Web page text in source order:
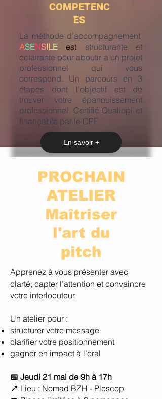
COMPETENC
ES
La méthode d’accompagnement
ASENSILE est
structurante et
éclairante pour aboutir à un projet
professionnel qui vous
correspond. Un parcours en 3
étapes dont l’objectif est de
trouver votre épanouissement
professionnel. Certifié Qualiopi et
finançable par le CPF.
En savoir +
PROCHAIN
ATELIER
Maîtriser
l'art du
pitch
Apprenez à vous présenter avec
clarté, capter l’attention et convaincre
votre interlocuteur.
Un atelier pour :
structurer votre message
clarifier votre positionnement
gagner en impact à l’oral
📅 Jeudi 21 mai de 9h à 17h
📍 Lieu : Nomad BZH - Plescop